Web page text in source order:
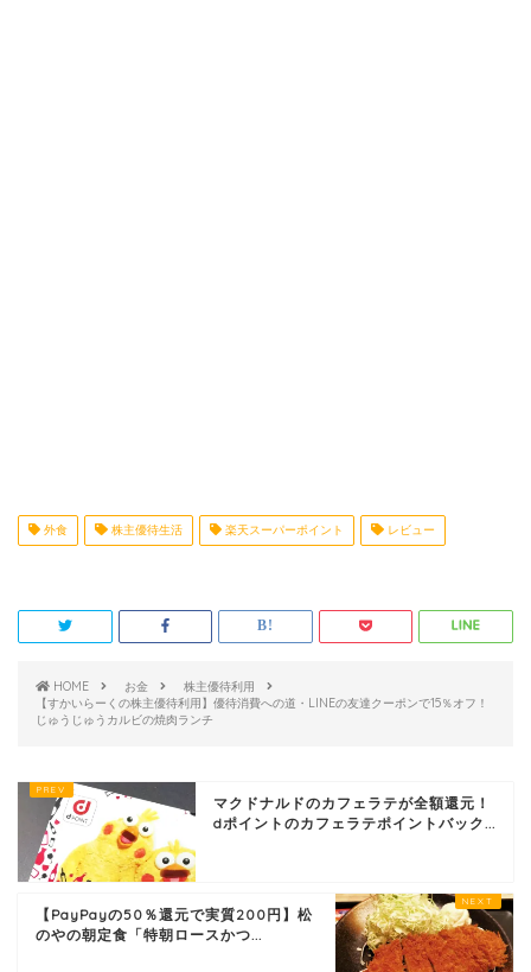
外食 株主優待生活 楽天スーパーポイント レビュー
HOME お金
株主優待利用
【すかいらーくの株主優待利用】優待消費への道・LINEの友達クーポンで15％オフ！
じゅうじゅうカルビの焼肉ランチ
マクドナルドのカフェラテが全額還元！
dポイントのカフェラテポイントバック...
【PayPayの50％還元で実質200円】松
のやの朝定食「特朝ロースかつ...